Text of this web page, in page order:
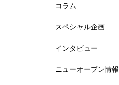
コラム
スペシャル企画
インタビュー
ニューオープン情報